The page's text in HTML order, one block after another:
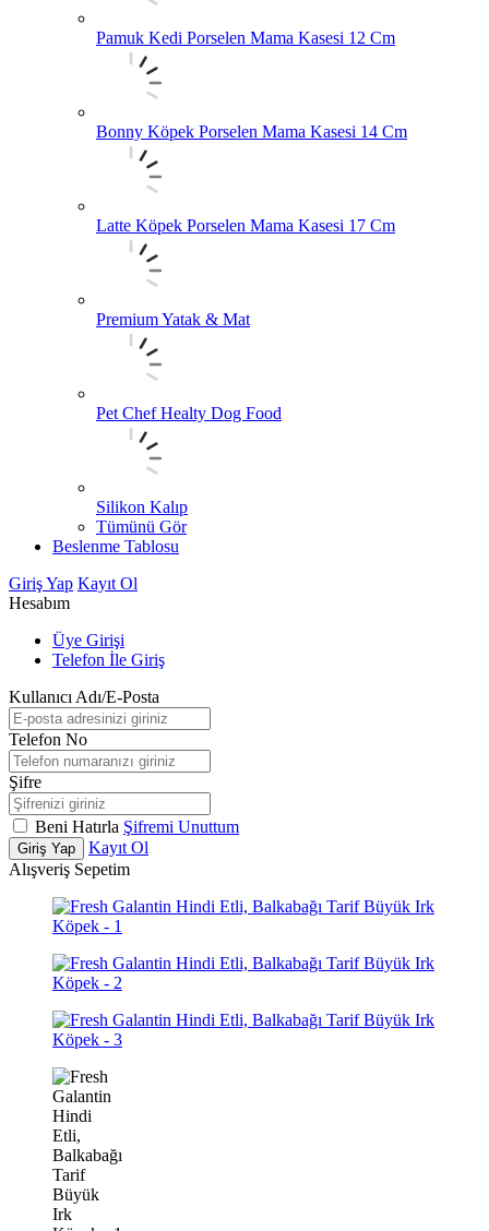
Pamuk Kedi Porselen Mama Kasesi 12 Cm
Bonny Köpek Porselen Mama Kasesi 14 Cm
Latte Köpek Porselen Mama Kasesi 17 Cm
Premium Yatak & Mat
Pet Chef Healty Dog Food
Silikon Kalıp
Tümünü Gör
Beslenme Tablosu
Giriş Yap Kayıt Ol
Hesabım
Üye Girişi
Telefon İle Giriş
Kullanıcı Adı/E-Posta
Telefon No
Şifre
Beni Hatırla Şifremi Unuttum
Giriş Yap
Kayıt Ol
Alışveriş Sepetim